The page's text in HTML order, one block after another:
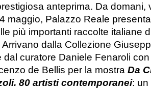
anteprima. Da domani,
maggio, Palazzo Reale
più importanti raccolte italiane
dalla Collezione
dal curatore Daniele Fenaroli
de Bellis per la mostra Da
80 artisti contemporanei: un